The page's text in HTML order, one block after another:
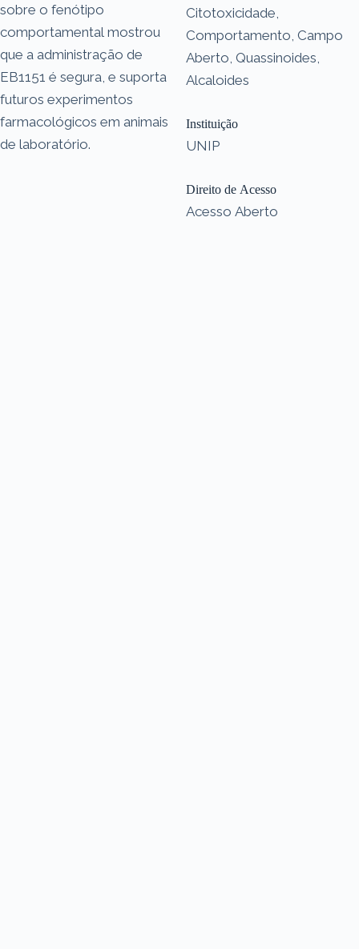
sobre o fenótipo
comportamental mostrou
que a administração de
EB1151 é segura, e suporta
futuros experimentos
farmacológicos em animais
de laboratório.
Citotoxicidade,
Comportamento, Campo
Aberto, Quassinoides,
Alcaloides
Instituição
UNIP
Direito de Acesso
Acesso Aberto